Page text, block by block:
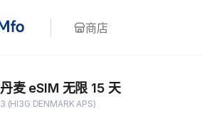
商店
丹麦 eSIM 无限 15 天
3 (HI3G DENMARK APS)